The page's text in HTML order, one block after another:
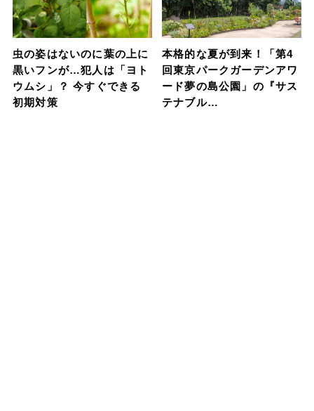
虫の姿はないのに葉の上に
黒いフンが…犯人は「ヨト
ウムシ」？ 今すぐできる
初期対策
本格的な夏が到来！「第4
回東京パークガーデンアワ
ード夢の島公園」の『サス
テナブル…